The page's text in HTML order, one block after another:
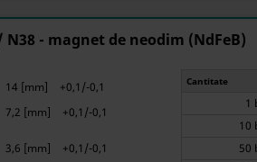
N38 - magnet de neodim (NdFeB)
14 [mm]
+0,1/-0,1
7,2 [mm] +0,1/-0,1
3,6 [mm]
+0,1/-0,1
Cantitate